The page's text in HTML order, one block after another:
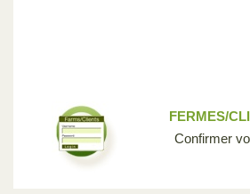
FERMES/
Confirmer